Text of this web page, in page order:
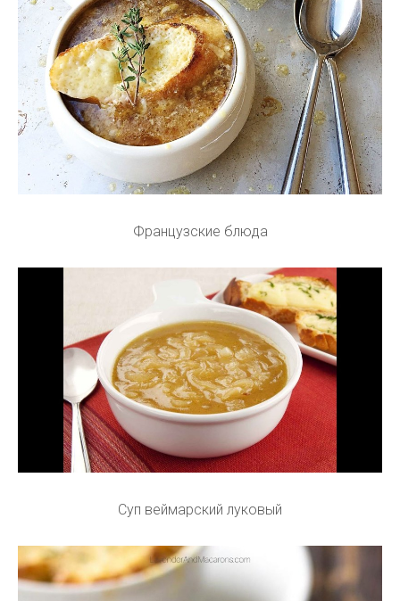
Французские блюда
Суп веймарский луковый